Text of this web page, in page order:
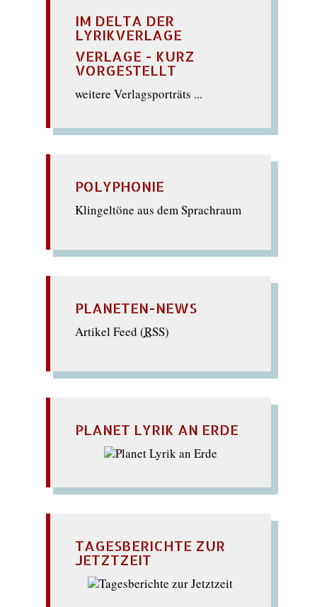
IM DELTA DER
LYRIKVERLAGE
VERLAGE - KURZ
VORGESTELLT
weitere Verlagsporträts ...
POLYPHONIE
Klingeltöne aus dem Sprachraum
PLANETEN-NEWS
Artikel Feed (RSS)
PLANET LYRIK AN ERDE
TAGESBERICHTE ZUR
JETZTZEIT